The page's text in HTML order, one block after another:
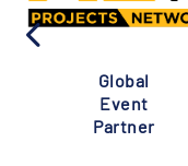
Global
Event
Partner